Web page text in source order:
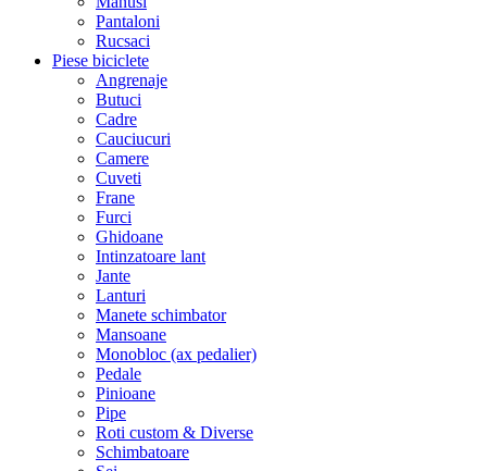
Pantaloni
Rucsaci
Piese biciclete
Angrenaje
Butuci
Cadre
Cauciucuri
Camere
Cuveti
Frane
Furci
Ghidoane
Intinzatoare lant
Jante
Lanturi
Manete schimbator
Mansoane
Monobloc (ax pedalier)
Pedale
Pinioane
Pipe
Roti custom & Diverse
Schimbatoare